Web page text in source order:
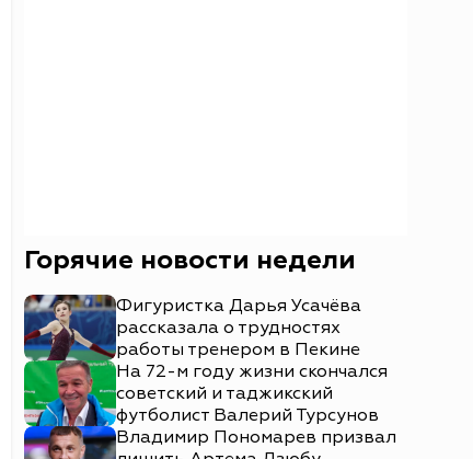
Горячие новости недели
Фигуристка Дарья Усачёва
рассказала о трудностях
работы тренером в Пекине
На 72-м году жизни скончался
советский и таджикский
футболист Валерий Турсунов
Владимир Пономарев призвал